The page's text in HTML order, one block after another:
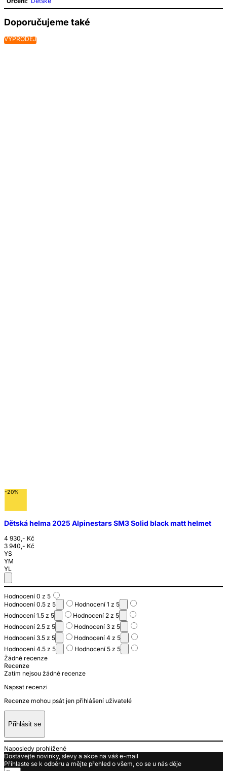
Doporučujeme také
VÝPRODEJ
-20%
Dětská helma 2025 Alpinestars SM3 Solid black matt helmet
4 930,- Kč
3 940,- Kč
YS
YM
YL
Hodnocení 0 z 5
Hodnocení 0.5 z 5
Hodnocení 1 z 5
Hodnocení 1.5 z 5
Hodnocení 2 z 5
Hodnocení 2.5 z 5
Hodnocení 3 z 5
Hodnocení 3.5 z 5
Hodnocení 4 z 5
Hodnocení 4.5 z 5
Hodnocení 5 z 5
Žádné recenze
Recenze
Zatím nejsou žádné recenze
Napsat recenzi
Recenze mohou psát jen přihlášení uživatelé
Přihlásit se
Naposledy prohlížené
Dostávejte novinky, slevy a akce na váš e-mail
Přihlaste se k odběru a mějte přehled o všem, co se u nás děje